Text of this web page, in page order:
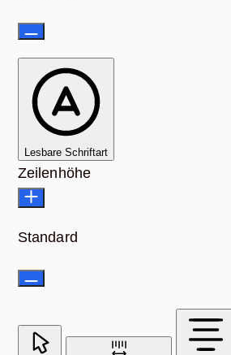
Lesbare Schriftart
Zeilenhöhe
Standard